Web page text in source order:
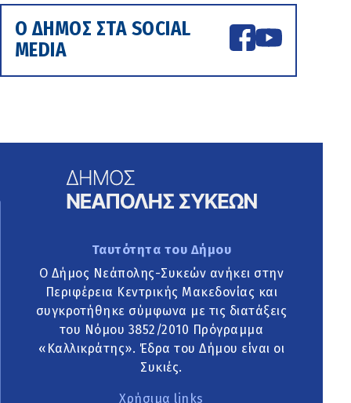
Ο ΔΗΜΟΣ ΣΤΑ SOCIAL
MEDIA
Ταυτότητα του Δήμου
Ο Δήμος Νεάπολης-Συκεών ανήκει στην
Περιφέρεια Κεντρικής Μακεδονίας και
συγκροτήθηκε σύμφωνα με τις διατάξεις
του Νόμου 3852/2010 Πρόγραμμα
«Καλλικράτης». Έδρα του Δήμου είναι οι
Συκιές.
Χρήσιμα links